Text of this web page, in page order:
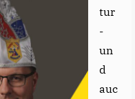
tur
-
un
d
auc